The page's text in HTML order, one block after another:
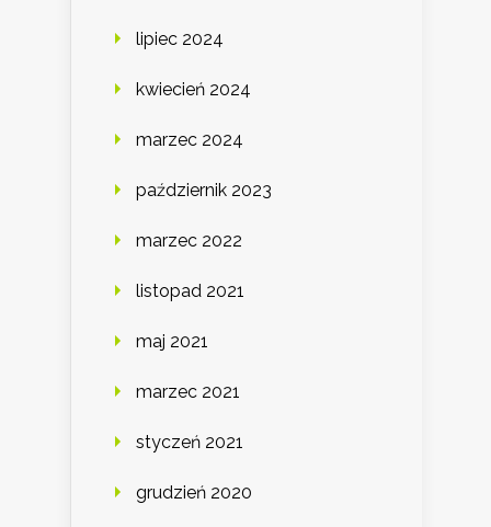
lipiec 2024
kwiecień 2024
marzec 2024
październik 2023
marzec 2022
listopad 2021
maj 2021
marzec 2021
styczeń 2021
grudzień 2020